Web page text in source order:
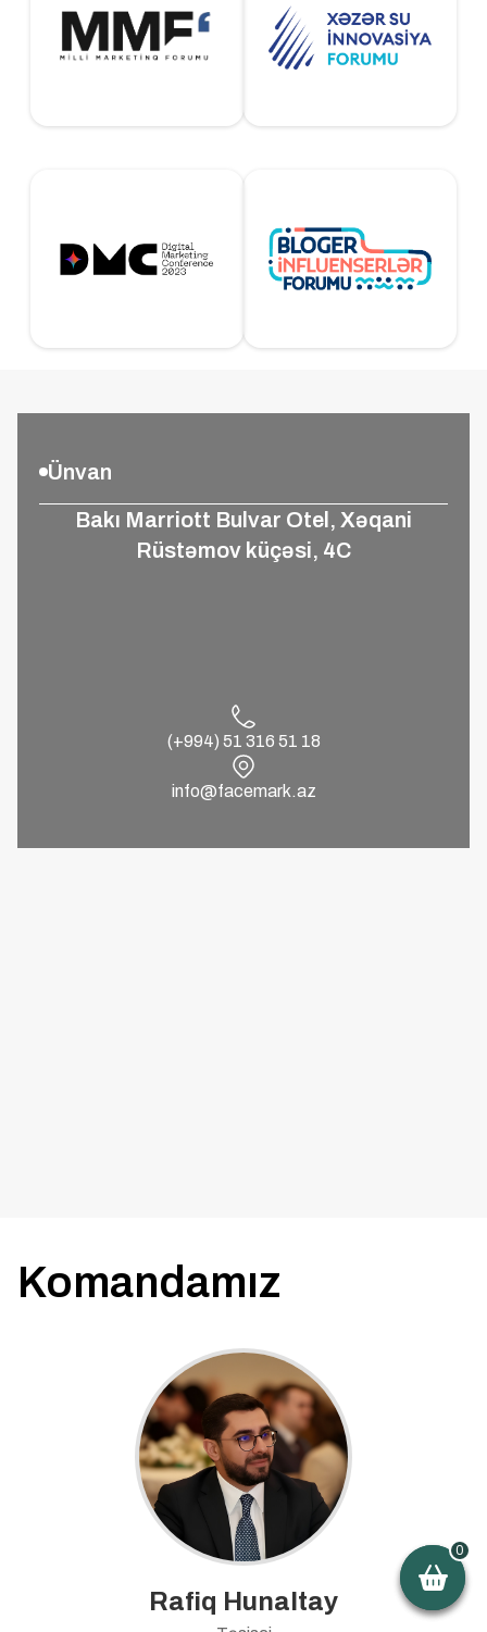
Ünvan
Bakı Marriott Bulvar Otel, Xəqani
Rüstəmov küçəsi, 4C
(+994) 51 316 51 18
info@facemark.az
Komandamız
Rafiq Hunaltay
1
0